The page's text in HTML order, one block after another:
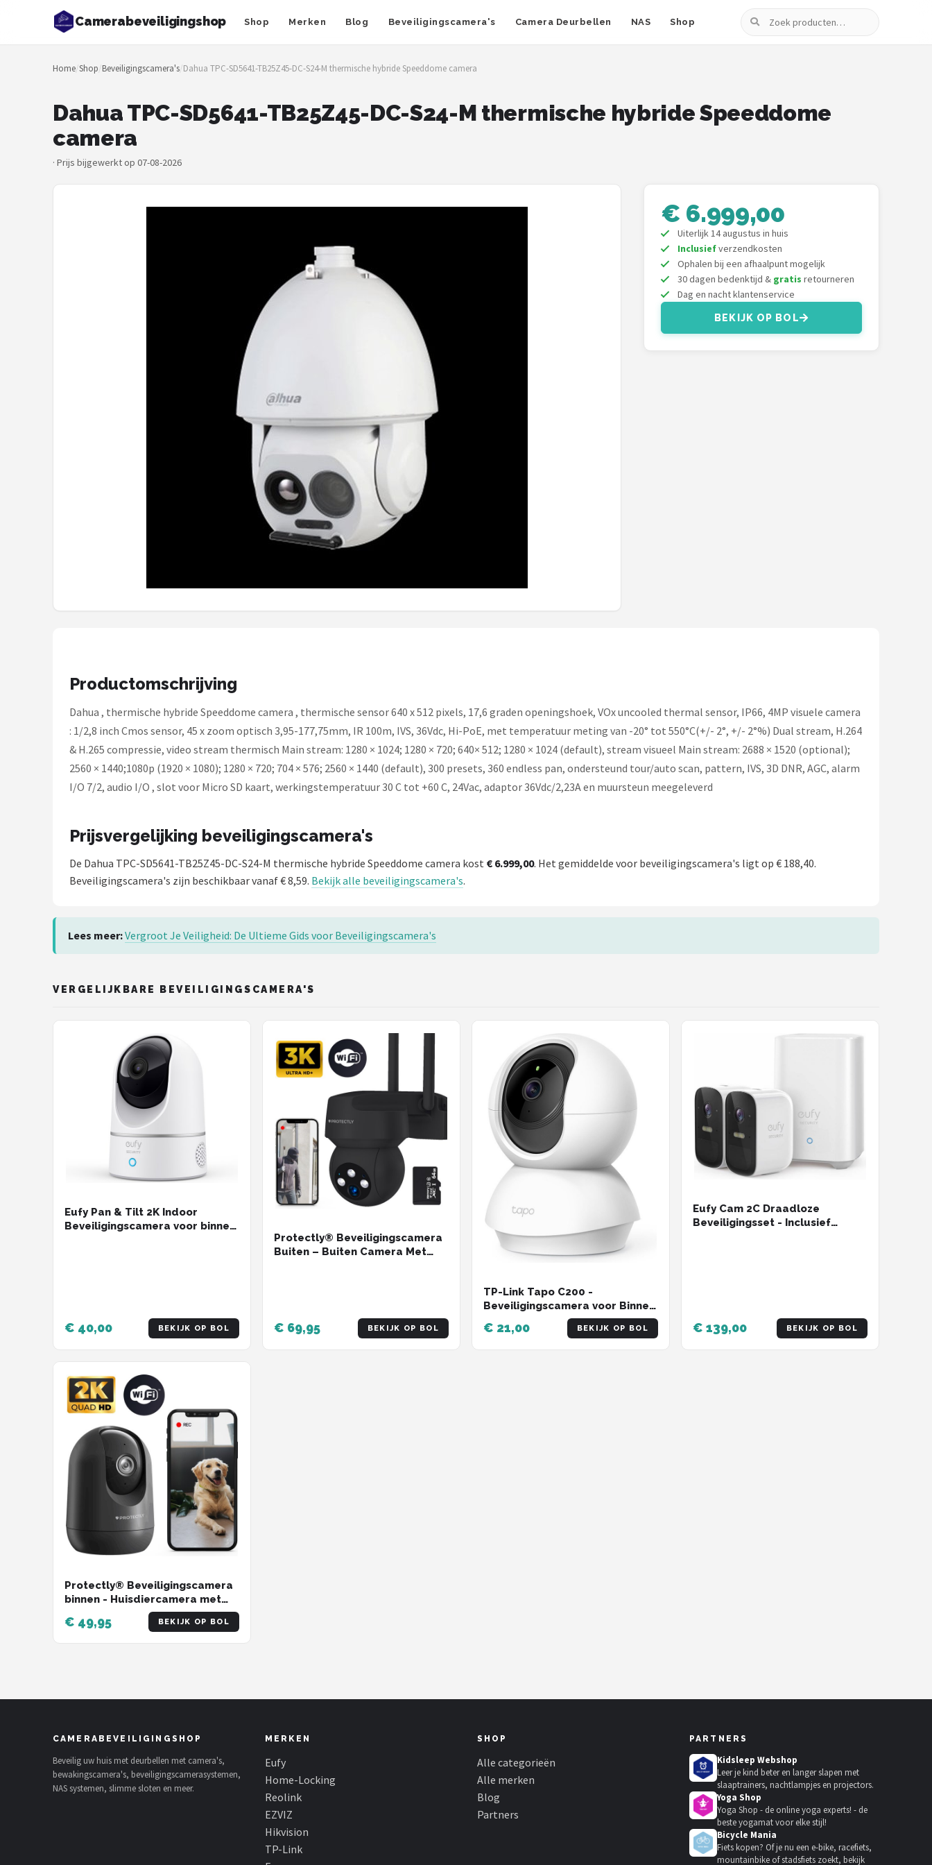
Camerabeveiligingshop Shop Merken Blog Beveiligingscamera's Camera Deurbellen NAS Shop
Zoeken
Zoeken
NAVIGATIE
Merken
Alle merken →
Home/Shop/Beveiligingscamera's/Dahua TPC-SD5641-TB25Z45-DC-S24-M thermische hybride Speeddome camera
Dahua TPC-SD5641-TB25Z45-DC-S24-M thermische hybride Speeddome
camera
· Prijs bijgewerkt op 07-08-2026
€ 6.999,00
Uiterlijk 14 augustus in huis
Inclusiefverzendkosten
Ophalen bij een afhaalpunt mogelijk
30 dagen bedenktijd & gratis retourneren
Dag en nacht klantenservice
BEKIJK OP BOL
Productomschrijving
Dahua , thermische hybride Speeddome camera , thermische sensor 640 x 512 pixels, 17,6 graden openingshoek, VOx uncooled thermal sensor, IP66, 4MP visuele camera
: 1/2,8 inch Cmos sensor, 45 x zoom optisch 3,95-177,75mm, IR 100m, IVS, 36Vdc, Hi-PoE, met temperatuur meting van -20° tot 550°C(+/- 2°, +/- 2°%) Dual stream, H.264
& H.265 compressie, video stream thermisch Main stream: 1280 × 1024; 1280 × 720; 640× 512; 1280 × 1024 (default), stream visueel Main stream: 2688 × 1520 (optional);
2560 × 1440;1080p (1920 × 1080); 1280 × 720; 704 × 576; 2560 × 1440 (default), 300 presets, 360 endless pan, ondersteund tour/auto scan, pattern, IVS, 3D DNR, AGC, alarm
I/O 7/2, audio I/O , slot voor Micro SD kaart, werkingstemperatuur 30 C tot +60 C, 24Vac, adaptor 36Vdc/2,23A en muursteun meegeleverd
Prijsvergelijking beveiligingscamera's
De Dahua TPC-SD5641-TB25Z45-DC-S24-M thermische hybride Speeddome camera kost € 6.999,00. Het gemiddelde voor beveiligingscamera's ligt op € 188,40.
Beveiligingscamera's zijn beschikbaar vanaf € 8,59. Bekijk alle beveiligingscamera's.
Lees meer:Vergroot Je Veiligheid: De Ultieme Gids voor Beveiligingscamera's
VERGELIJKBARE BEVEILIGINGSCAMERA'S
Eufy Pan & Tilt 2K Indoor
Beveiligingscamera voor binnen
€ 40,00 BEKIJK OP BOL
Protectly® Beveiligingscamera
Buiten – Buiten Camera Met
€ 69,95 BEKIJK OP BOL
TP-Link Tapo C200 -
Beveiligingscamera voor Binnen
- 1080P Pan / Tilt Home
Security Wi-Fi - Wit
€ 21,00 BEKIJK OP BOL
Eufy Cam 2C Draadloze
Beveiligingsset - Inclusief
€ 139,00 BEKIJK OP BOL
Protectly® Beveiligingscamera
binnen - Huisdiercamera met
app - Petcam - Hondencamera -
Met WiFi APP - 2K 3MP Ultra HD -
Volgt beweging en
€ 49,95 BEKIJK OP BOL
CAMERABEVEILIGINGSHOP
Beveilig uw huis met deurbellen met camera's,
bewakingscamera's, beveiligingscamerasystemen,
NAS systemen, slimme sloten en meer.
MERKEN
Eufy
Home-Locking
Reolink
EZVIZ
Hikvision
TP-Link
SHOP
Alle categorieën
Alle merken
Blog
Partners
PARTNERS
Kidsleep Webshop
Leer je kind beter en langer slapen met
slaaptrainers, nachtlampjes en projectors.
Yoga Shop
Yoga Shop - de online yoga experts! - de
beste yogamat voor elke stijl!
Bicycle Mania
Fiets kopen? Of je nu een e-bike, racefiets,
mountainbike of stadsfiets zoekt, bekijk